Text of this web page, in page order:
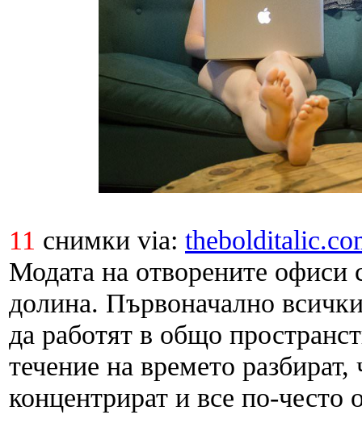
11 снимки via:
Модата на отворените офиси
долина. Първоначално
да работят в общо
течение на времето разбират,
концентрират и все по-често